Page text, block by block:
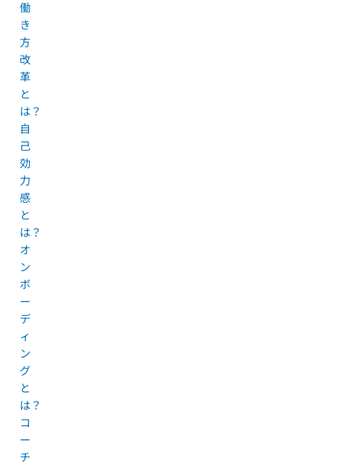
働
き
方
改
革
と
は？
自
己
効
力
感
と
は？
オ
ン
ボ
ー
デ
ィ
ン
グ
と
は？
コ
ー
チ